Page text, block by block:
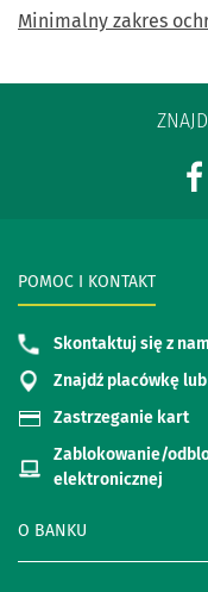
Minimalny zakres
O BANKU
POMOC I KONTAKT
Skontaktuj się z
Znajdź placówkę
Zastrzeganie kart
Zablokowanie/
elektronicznej